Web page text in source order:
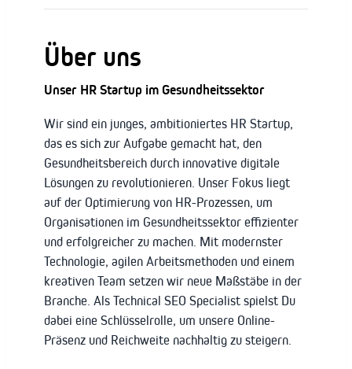
Über uns
Unser HR Startup im Gesundheitssektor
Wir sind ein junges, ambitioniertes HR Startup,
das es sich zur Aufgabe gemacht hat, den
Gesundheitsbereich durch innovative digitale
Lösungen zu revolutionieren. Unser Fokus liegt
auf der Optimierung von HR-Prozessen, um
Organisationen im Gesundheitssektor effizienter
und erfolgreicher zu machen. Mit modernster
Technologie, agilen Arbeitsmethoden und einem
kreativen Team setzen wir neue Maßstäbe in der
Branche. Als Technical SEO Specialist spielst Du
dabei eine Schlüsselrolle, um unsere Online-
Präsenz und Reichweite nachhaltig zu steigern.